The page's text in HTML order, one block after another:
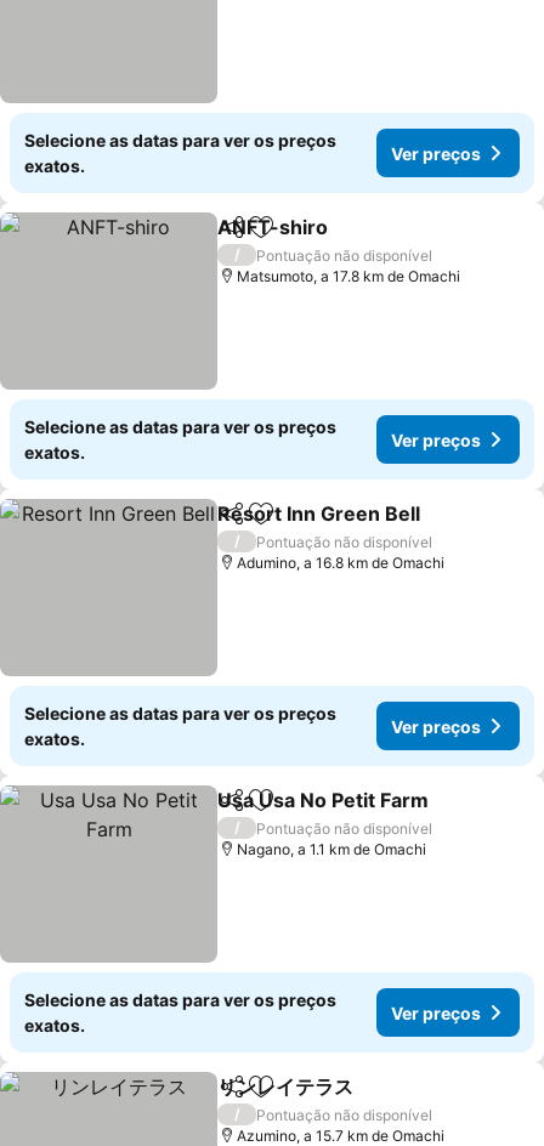
Selecione as datas para ver os preços
exatos.
Ver preços
PartilharAdicionar aos favoritos
ANFT-shiro
/
Pontuação não disponível
Matsumoto, a 17.8 km de Omachi
Selecione as datas para ver os preços
exatos.
Ver preços
PartilharAdicionar aos favoritos
Resort Inn Green Bell
/
Pontuação não disponível
Adumino, a 16.8 km de Omachi
Selecione as datas para ver os preços
exatos.
Ver preços
PartilharAdicionar aos favoritos
Usa Usa No Petit Farm
/
Pontuação não disponível
Nagano, a 1.1 km de Omachi
Selecione as datas para ver os preços
exatos.
Ver preços
PartilharAdicionar aos favoritos
リンレイテラス
/
Pontuação não disponível
Azumino, a 15.7 km de Omachi